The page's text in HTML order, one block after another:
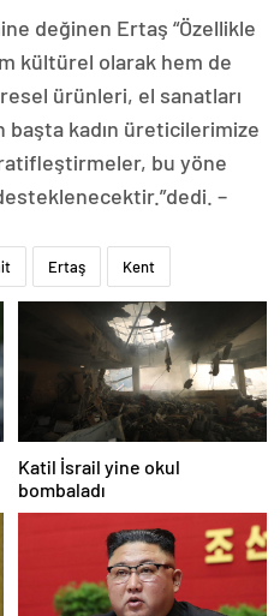
değinen Ertaş “Özellikle
kültürel olarak hem de
ürünleri, el sanatları
başta kadın üreticilerimize
bu yöne
–
Ertaş Kent
Katil İsrail yine okul
bombaladı